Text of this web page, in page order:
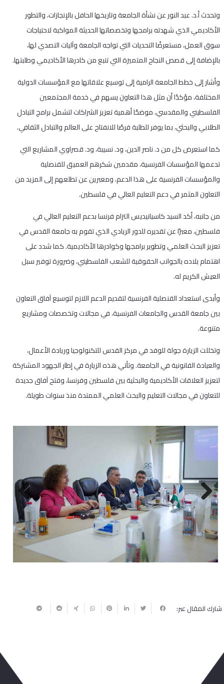
وتحدث أ.د. عبد النور عن نشأة الجامعة وتاريخها الحافل بالإنجازات، والتطور
الأكاديمي الذي شهدته برامجها وتخصصاتها الحديثة المواكبة لاحتياجات
سوق العمل، مستعرضًا التحديات التي تواجه الجامعة وآليات التصدي لها،
بالإضافة إلى قصص النجاح المتميزة التي تنبع من كادرها الأكاديمي وطلبتها.
وأشار إلى خطط الجامعة الرامية إلى توسيع علاقاتها مع المؤسسات الدولية
المختلفة، مؤكدًا أن مثل هذا التعاون يسهم في خدمة المجتمعين
الفلسطيني والمقدسي، موضحًا أهمية تعزيز الشراكات لتشمل برامج التبادل
الطلابي والبحثي، بما يوفر للطلبة فرصًا للانفتاح على العالم والتبادل الثقافي.
كما استعرض كل من د. ناصر الدين، ود. نسيبة، ود. قصراوي المشاريع التي
تدعمها المؤسسات الفرنسية، مقدمين شكرهم العميق للقنصلية
والمؤسسات الفرنسية على هذا الدعم، ومعبرين عن تطلعهم إلى المزيد من
التعاون المثمر في دعم التعليم العالي في فلسطين.
من جانبه، أكد السيد كاسيانيديس التزام فرنسا بدعم التعليم العالي في
فلسطين، معبرًا عن تقديره للدور الريادي الذي تقوم به جامعة القدس في
تعزيز البحث العلمي وتطوير برامجها وكوادرها الأكاديمية. كما شدد على
اهتمام بلاده بالجوانب الحقوقية للشعب الفلسطيني، وضرورة توفير سبل
العيش الكريم له.
وأبدى استعداد القنصلية الفرنسية لتقديم الدعم اللازم لتوسيع آفاق التعاون
بين جامعة القدس والجامعات الفرنسية، في مجالات وتخصصات ومشاريع
متنوعة.
وتخللت الزيارة جولة للوفد في مركز القدس للتكنولوجيا وريادة الأعمال،
والعيادة القانونية في الجامعة. وتأتي هذه الزيارة في إطار الجهود المشتركة
لتعزيز العلاقات الأكاديمية والبحثية بين فلسطين وفرنسا، وفتح آفاق جديدة
للتعاون في مجالات التعليم والبحث العلمي الممتدة منذ سنوات طويلة.
Previous
Next
شارك المقال عبر: